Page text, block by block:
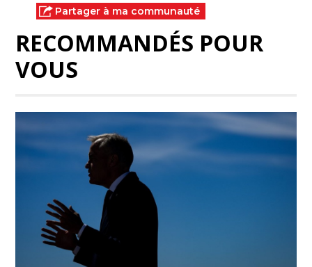
Partager à ma communauté
RECOMMANDÉS POUR
VOUS